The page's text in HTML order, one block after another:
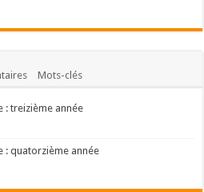
Mots-clés
treizième année
: quatorzième année